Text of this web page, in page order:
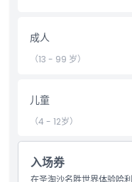
亮点
营业时间
成人
（13 - 99 岁）
儿童
（4 - 12岁）
入场券
在圣淘沙名胜世界体验哈